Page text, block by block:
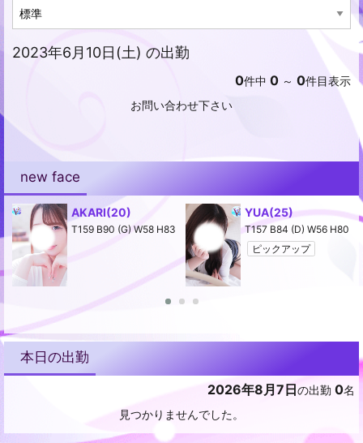
2023年6月10日(土) の出勤
0件中 0 ～ 0件目表示
お問い合わせ下さい
new face
AKARI(20)
T159 B90 (G) W58 H83
YUA(25)
T157 B84 (D) W56 H80
ピックアップ
本日の出勤
2026年8月7日の出勤 0名
見つかりませんでした。